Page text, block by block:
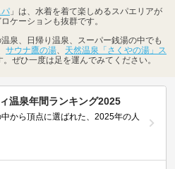
」は、水着を着て楽しめるスパエリアが
ケーションも抜群です。
泉、日帰り温泉、スーパー銭湯の中でも
サウナ鷹の湯
天然温泉「さくやの湯」ス
ぜひ一度は足を運んでみてください。
温泉年間ランキング2025
から頂点に選ばれた、2025年の人